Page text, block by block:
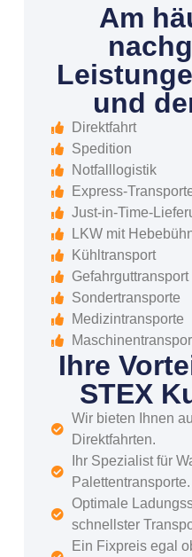
Am
und
Direktfahrt
Spedition
Notfalllogistik
Express-
Just-in-Time-
LKW mit
Kühltransport
Gefahrguttransport
Sondertransporte
Medizintransporte
Ihre
STEX
Wir bieten Ihnen
Direktfahrten.
Ihr Spezialist für
Palettentransporte.
Optimale
schnellster
Ein Fixpreis egal